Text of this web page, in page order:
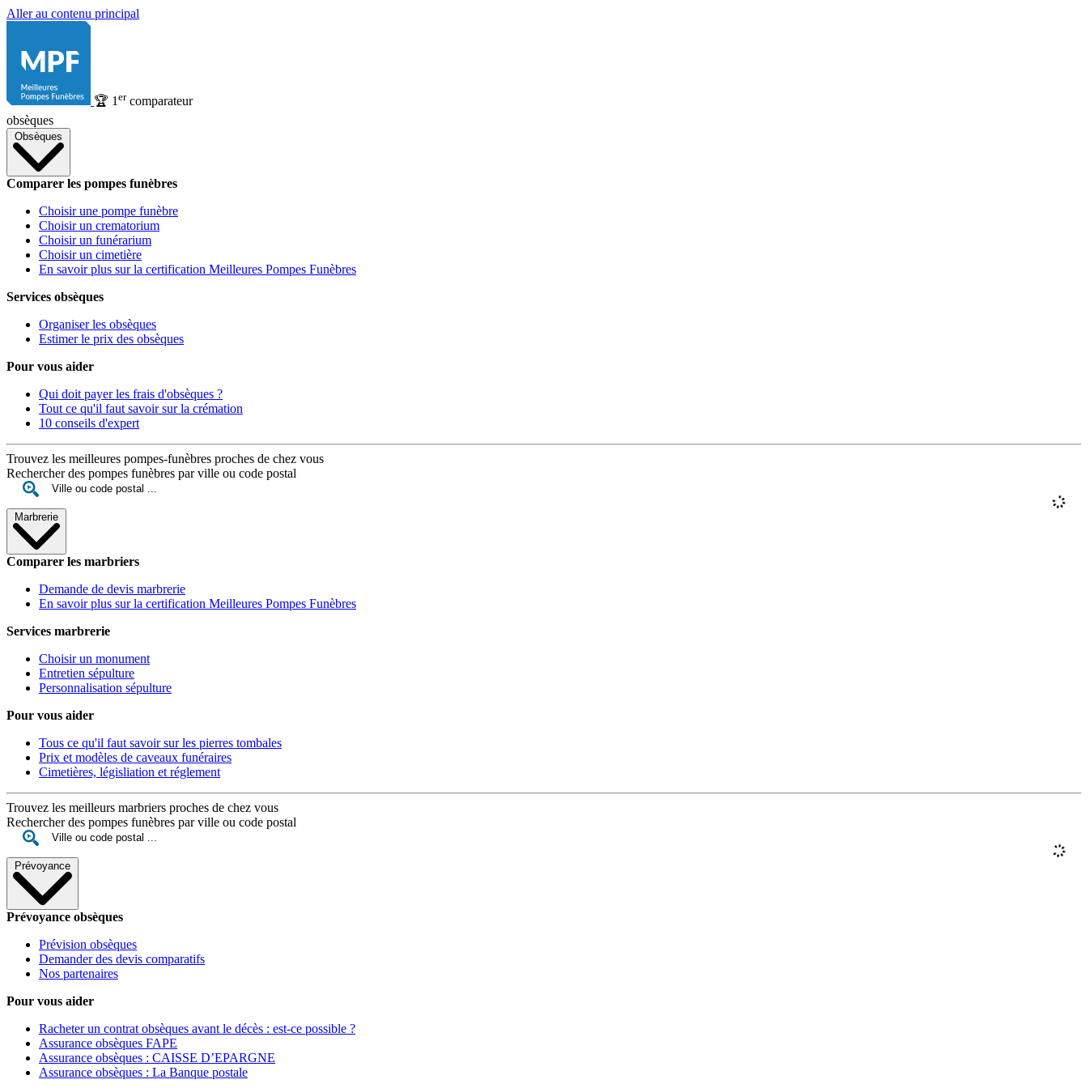
Aller au contenu principal
🏆 1 ercomparateur
obsèques
Obsèques
Comparer les pompes funèbres
Choisir une pompe funèbre
Choisir un crematorium
Choisir un funérarium
Choisir un cimetière
En savoir plus sur la certification Meilleures Pompes Funèbres
Services obsèques
Organiser les obsèques
Estimer le prix des obsèques
Pour vous aider
Qui doit payer les frais d'obsèques ?
Tout ce qu'il faut savoir sur la crémation
10 conseils d'expert
Trouvez les meilleures pompes-funèbres proches de chez vous
Rechercher des pompes funèbres par ville ou code postal
Marbrerie
Comparer les marbriers
Demande de devis marbrerie
En savoir plus sur la certification Meilleures Pompes Funèbres
Services marbrerie
Choisir un monument
Entretien sépulture
Personnalisation sépulture
Pour vous aider
Tous ce qu'il faut savoir sur les pierres tombales
Prix et modèles de caveaux funéraires
Cimetières, législiation et réglement
Trouvez les meilleurs marbriers proches de chez vous
Rechercher des pompes funèbres par ville ou code postal
Prévoyance
Prévoyance obsèques
Prévision obsèques
Demander des devis comparatifs
Nos partenaires
Pour vous aider
Racheter un contrat obsèques avant le décès : est-ce possible ?
Assurance obsèques FAPE
Assurance obsèques : CAISSE D’EPARGNE
Assurance obsèques : La Banque postale